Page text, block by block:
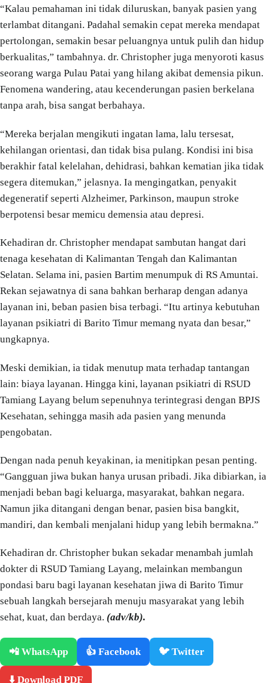
“Kalau pemahaman ini tidak diluruskan, banyak pasien yang
terlambat ditangani. Padahal semakin cepat mereka mendapat
pertolongan, semakin besar peluangnya untuk pulih dan hidup
berkualitas,” tambahnya. dr. Christopher juga menyoroti kasus
seorang warga Pulau Patai yang hilang akibat demensia pikun.
Fenomena wandering, atau kecenderungan pasien berkelana
tanpa arah, bisa sangat berbahaya.
“Mereka berjalan mengikuti ingatan lama, lalu tersesat,
kehilangan orientasi, dan tidak bisa pulang. Kondisi ini bisa
berakhir fatal kelelahan, dehidrasi, bahkan kematian jika tidak
segera ditemukan,” jelasnya. Ia mengingatkan, penyakit
degeneratif seperti Alzheimer, Parkinson, maupun stroke
berpotensi besar memicu demensia atau depresi.
Kehadiran dr. Christopher mendapat sambutan hangat dari
tenaga kesehatan di Kalimantan Tengah dan Kalimantan
Selatan. Selama ini, pasien Bartim menumpuk di RS Amuntai.
Rekan sejawatnya di sana bahkan berharap dengan adanya
layanan ini, beban pasien bisa terbagi. “Itu artinya kebutuhan
layanan psikiatri di Barito Timur memang nyata dan besar,”
ungkapnya.
Meski demikian, ia tidak menutup mata terhadap tantangan
lain: biaya layanan. Hingga kini, layanan psikiatri di RSUD
Tamiang Layang belum sepenuhnya terintegrasi dengan BPJS
Kesehatan, sehingga masih ada pasien yang menunda
pengobatan.
Dengan nada penuh keyakinan, ia menitipkan pesan penting.
“Gangguan jiwa bukan hanya urusan pribadi. Jika dibiarkan, ia
menjadi beban bagi keluarga, masyarakat, bahkan negara.
Namun jika ditangani dengan benar, pasien bisa bangkit,
mandiri, dan kembali menjalani hidup yang lebih bermakna.”
Kehadiran dr. Christopher bukan sekadar menambah jumlah
dokter di RSUD Tamiang Layang, melainkan membangun
pondasi baru bagi layanan kesehatan jiwa di Barito Timur
sebuah langkah bersejarah menuju masyarakat yang lebih
sehat, kuat, dan berdaya. (adv/kb).
📲 WhatsApp 👍 Facebook 🐦 Twitter
⬇️ Download PDF